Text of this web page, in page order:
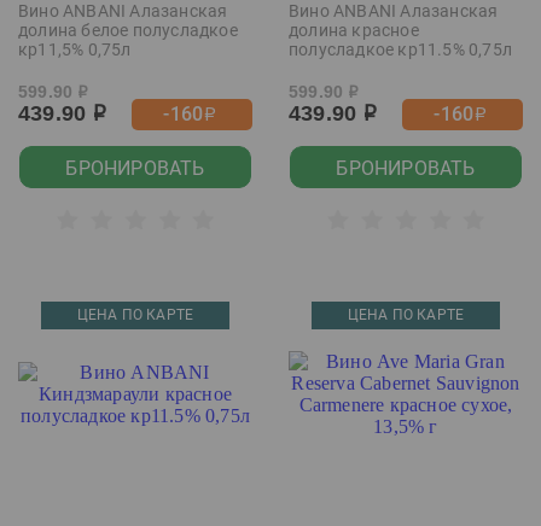
Вино ANBANI Алазанская
долина белое полусладкое
кр11,5% 0,75л
599.90 р
439.90 р -160р
БРОНИРОВАТЬ
Вино ANBANI Алазанская
долина красное
полусладкое кр11.5% 0,75л
599.90 р
439.90 р -160р
БРОНИРОВАТЬ
ЦЕНА ПО КАРТЕ ЦЕНА ПО КАРТЕ